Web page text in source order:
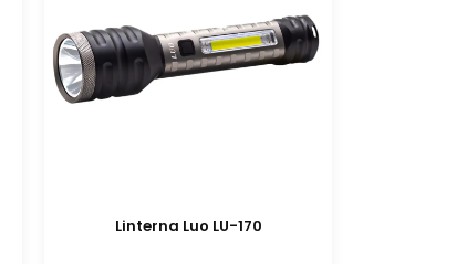
Linterna Luo LU-170